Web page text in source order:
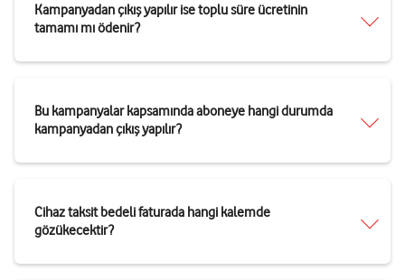
Kampanyadan çıkış yapılır ise toplu süre ücretinin
tamamı mı ödenir?
Bu kampanyalar kapsamında aboneye hangi durumda
kampanyadan çıkış yapılır?
Cihaz taksit bedeli faturada hangi kalemde
gözükecektir?